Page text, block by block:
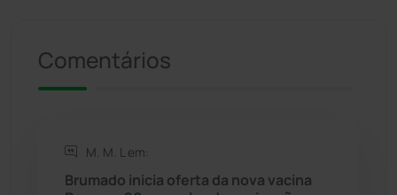
Rio do Antônio
Comentários
M. M. L em:
Brumado inicia oferta da nova vacina